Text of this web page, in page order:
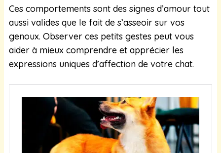
Ces comportements sont des signes d’amour tout
aussi valides que le fait de s’asseoir sur vos
genoux. Observer ces petits gestes peut vous
aider à mieux comprendre et apprécier les
expressions uniques d’affection de votre chat.